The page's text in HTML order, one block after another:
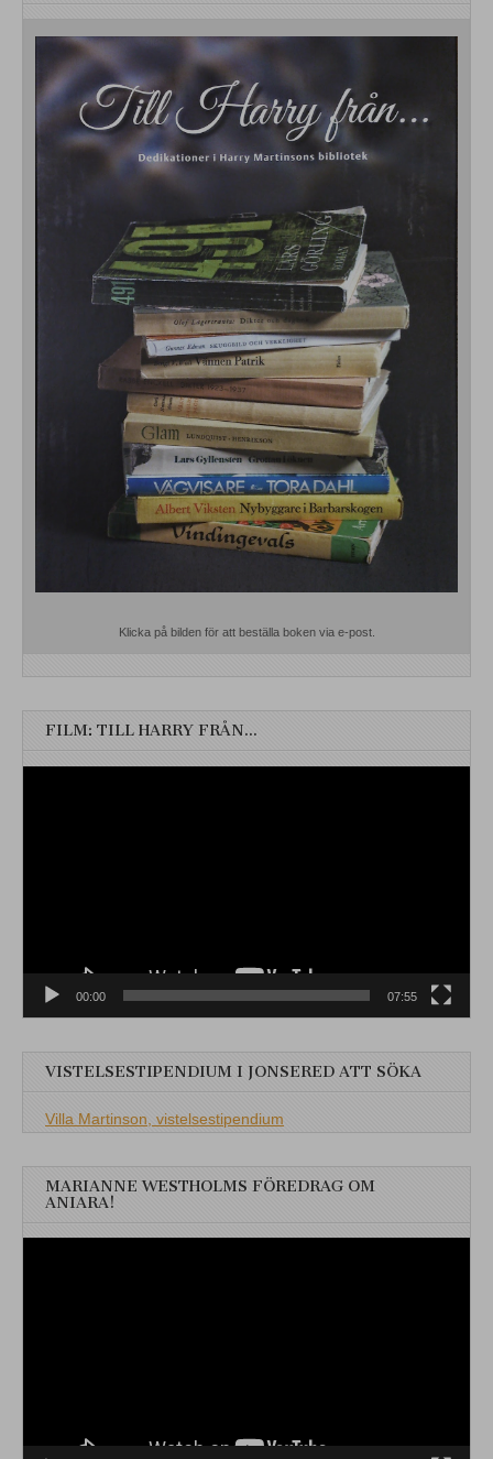
Klicka på bilden för att beställa boken via e-post.
FILM: TILL HARRY FRÅN…
00:00 07:55
VISTELSESTIPENDIUM I JONSERED ATT SÖKA
Villa Martinson, vistelsestipendium
MARIANNE WESTHOLMS FÖREDRAG OM
ANIARA!